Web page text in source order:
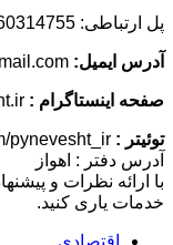
09360314755
ایمیل:pynevesht@gmail.com
اینستاگرام :www.instagram.com/pynevesht.ir
:
www.twitter.com/pynevesht_ir
دفتر : اهواز
ارائه نظرات و
یاری کنید.